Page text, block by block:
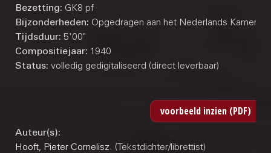
Bezetting: GK8 pf
Bijzonderheden: Opgedragen aan het Nederlands
Tijdsduur: 5'00"
Compositiejaar: 1940
Status: volledig gedigitaliseerd (direct leverbaar)
Auteur(s):
Hooft, Pieter Cornelisz. (Tekstdichter/librettist)